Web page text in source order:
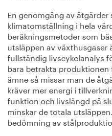
En genomgång av
klimatomställning i hela
beräkningsmetoder som
utsläppen av växthusgaser
fullständig livscykelanalys
bara betrakta
ämne så missar man de
kräver mer energi i
funktion och livslängd på
minskar de totala
bedömning av